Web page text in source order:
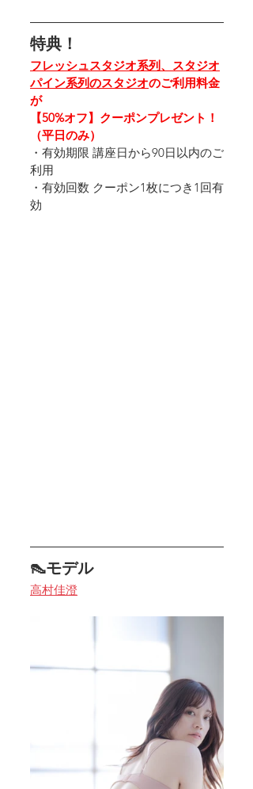
特典！
フレッシュスタジオ系列、スタジオ
パイン系列のスタジオのご利用料金
が
【50%オフ】クーポンプレゼント！
（平日のみ）
・有効期限 講座日から90日以内のご
利用
・有効回数 クーポン1枚につき1回有
効
👠モデル
高村佳澄